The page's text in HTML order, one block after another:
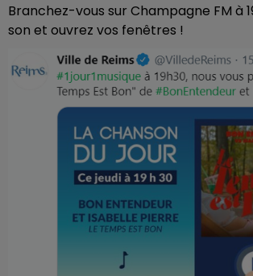
Branchez-vous sur Champagne FM à
son et ouvrez vos fenêtres !